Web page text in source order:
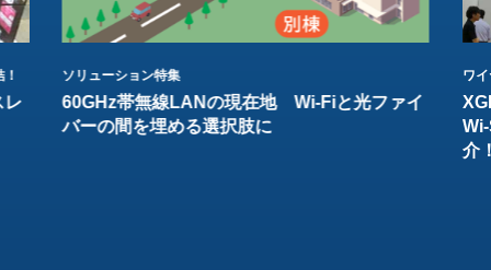
レ
ソリューション特集
60GHz帯無線LANの現在地 Wi-Fiと光ファイ
バーの間を埋める選択肢に
ワ
介